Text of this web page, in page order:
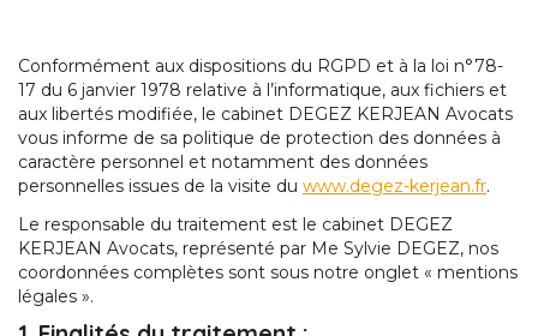
Conformément aux dispositions du RGPD et à la loi n°78-
17 du 6 janvier 1978 relative à l’informatique, aux fichiers et
aux libertés modifiée, le cabinet DEGEZ KERJEAN Avocats
vous informe de sa politique de protection des données à
caractère personnel et notamment des données
personnelles issues de la visite du www.degez-kerjean.fr.
Le responsable du traitement est le cabinet DEGEZ
KERJEAN Avocats, représenté par Me Sylvie DEGEZ, nos
coordonnées complètes sont sous notre onglet « mentions
légales ».